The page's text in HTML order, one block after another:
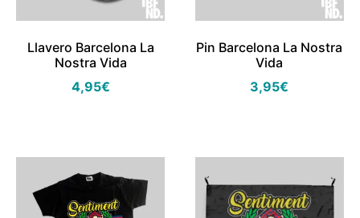
Llavero Barcelona La
Nostra Vida
4,95€
Pin Barcelona La Nostra
Vida
3,95€